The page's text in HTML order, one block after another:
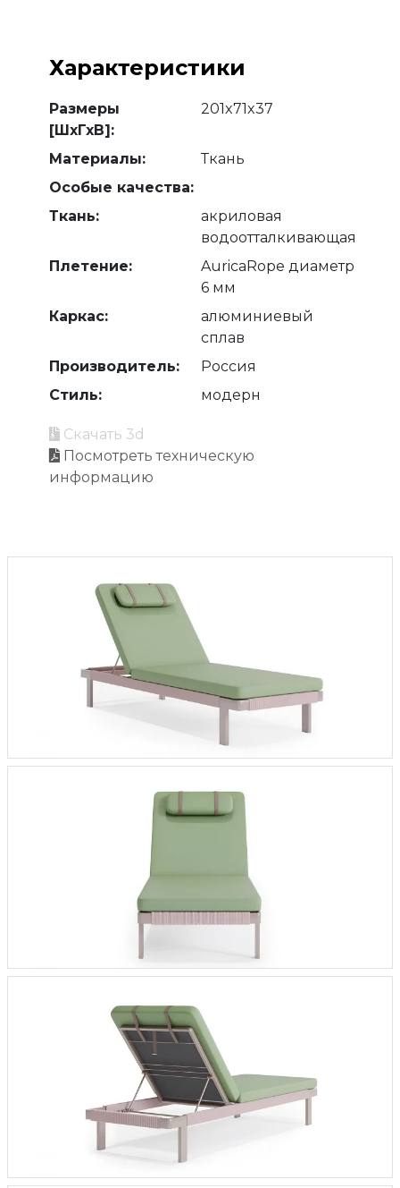
Характеристики
Размеры
[ШхГхВ]:
201x71x37
Материалы:
Ткань
Особые качества:
Ткань:
акриловая
водоотталкивающая
Плетение:
AuricaRope диаметр
6 мм
Каркас:
алюминиевый
сплав
Производитель:
Россия
Стиль:
модерн
Скачать 3d
Посмотреть техническую
информацию